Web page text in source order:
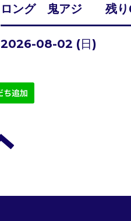
ロング 鬼アジ 残り
2026-08-02 (日)